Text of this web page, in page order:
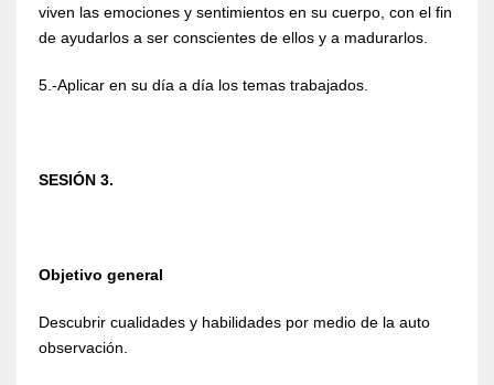
viven las emociones y sentimientos en su cuerpo, con el fin
de ayudarlos a ser conscientes de ellos y a madurarlos.
5.-Aplicar en su día a día los temas trabajados.
SESIÓN 3.
Objetivo general
Descubrir cualidades y habilidades por medio de la auto
observación.